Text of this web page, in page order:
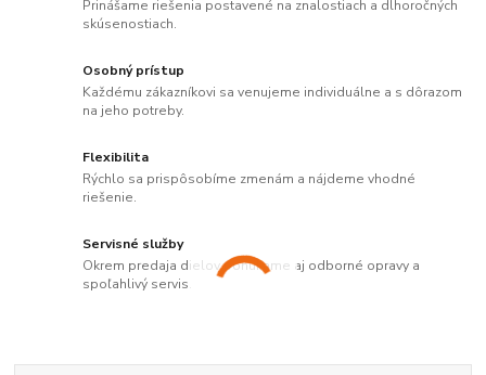
Prinášame riešenia postavené na znalostiach a dlhoročných
skúsenostiach.
Osobný prístup
Každému zákazníkovi sa venujeme individuálne a s dôrazom
na jeho potreby.
Flexibilita
Rýchlo sa prispôsobíme zmenám a nájdeme vhodné
riešenie.
Servisné služby
Okrem predaja dielov ponúkame aj odborné opravy a
spoľahlivý servis.